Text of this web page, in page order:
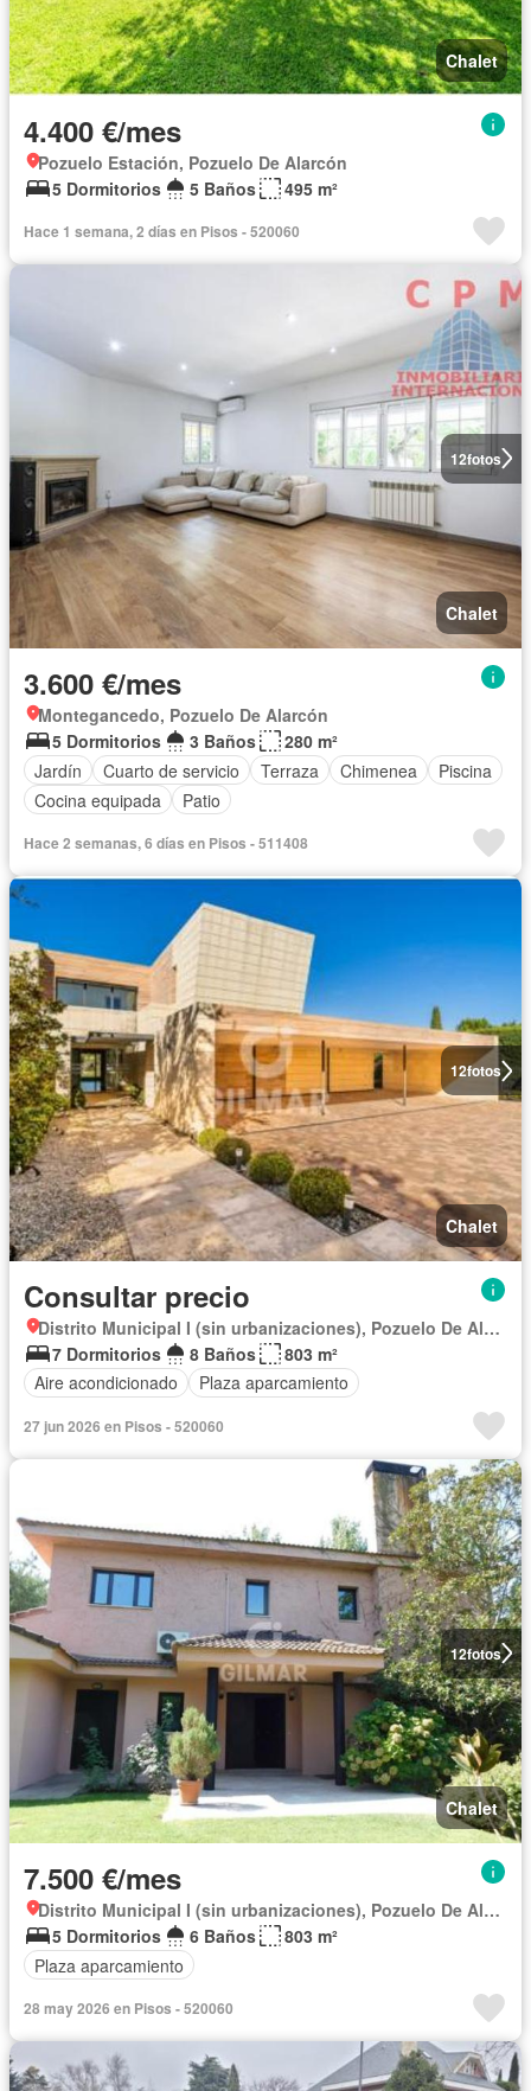
Chalet
4.400 €/mes
Pozuelo Estación, Pozuelo De Alarcón
5 Dormitorios
5 Baños 495 m²
Hace 1 semana, 2 días en Pisos - 520060
12fotos
Chalet
3.600 €/mes
Montegancedo, Pozuelo De Alarcón
5 Dormitorios
3 Baños
280 m²
Jardín
Cuarto de servicio Terraza Chimenea
Piscina
Cocina equipada
Patio
Hace 2 semanas, 6 días en Pisos - 511408
12fotos
Chalet
Consultar precio
Distrito Municipal I (sin urbanizaciones), Pozuelo De Alarcón
7 Dormitorios
8 Baños
803 m²
Aire acondicionado
Plaza aparcamiento
27 jun 2026 en Pisos - 520060
12fotos
Chalet
7.500 €/mes
Distrito Municipal I (sin urbanizaciones), Pozuelo De Alarcón
5 Dormitorios
6 Baños
803 m²
Plaza aparcamiento
28 may 2026 en Pisos - 520060